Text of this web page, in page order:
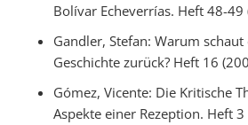
Bolívar Echeverrías. Heft 48-49
Gandler, Stefan: Warum
Geschichte zurück? Heft 16
Gómez, Vicente: Die Kritische
Aspekte einer Rezeption. Heft